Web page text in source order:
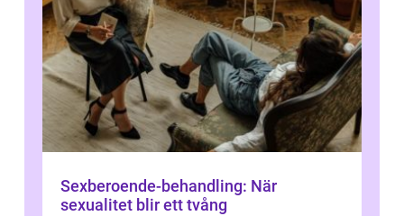
Sexberoende-behandling: När
sexualitet blir ett tvång